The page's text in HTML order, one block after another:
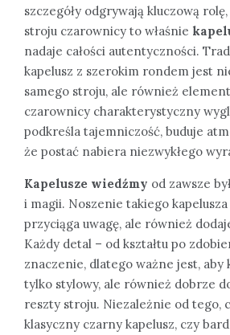
szczegóły odgrywają kluczową
stroju czarownicy to właśnie
nadaje całości autentyczności.
kapelusz z szerokim rondem jest
samego stroju, ale również
czarownicy charakterystyczny
podkreśla tajemniczość, buduje
że postać nabiera niezwykłego
Kapelusze wiedźmy od zawsze
i magii. Noszenie takiego
przyciąga uwagę, ale również
Każdy detal – od kształtu po
znaczenie, dlatego ważne jest, aby
tylko stylowy, ale również dobrze
reszty stroju. Niezależnie od tego,
klasyczny czarny kapelusz, czy